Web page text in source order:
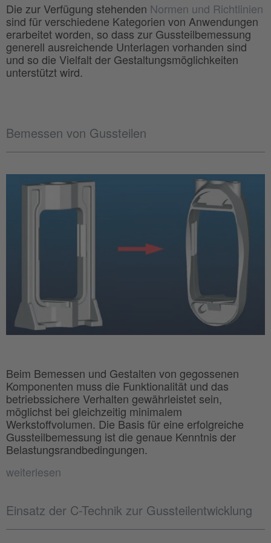
Die zur Verfügung stehenden Normen und Richtlinien
sind für verschiedene Kategorien von Anwendungen
erarbeitet worden, so dass zur Gussteilbemessung
generell ausreichende Unterlagen vorhanden sind
und so die Vielfalt der Gestaltungsmöglichkeiten
unterstützt wird.
Bemessen von Gussteilen
Beim Bemessen und Gestalten von gegossenen
Komponenten muss die Funktionalität und das
betriebssichere Verhalten gewährleistet sein,
möglichst bei gleichzeitig minimalem
Werkstoffvolumen. Die Basis für eine erfolgreiche
Gussteilbemessung ist die genaue Kenntnis der
Belastungsrandbedingungen.
weiterlesen
Einsatz der C-Technik zur Gussteilentwicklung